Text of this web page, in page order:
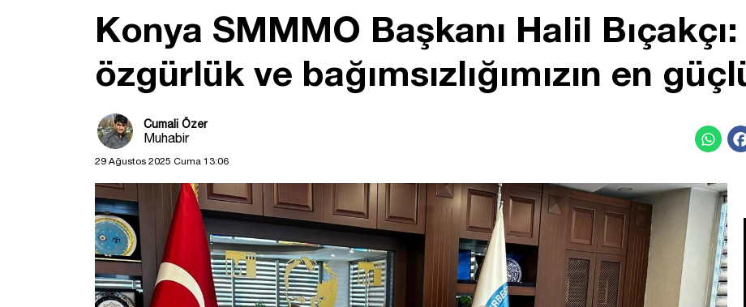
Konya SMMMO Başkanı Halil
özgürlük ve bağımsızlığımızın en
Cumali Özer
Muhabir
29 Ağustos 2025 Cuma 13:06